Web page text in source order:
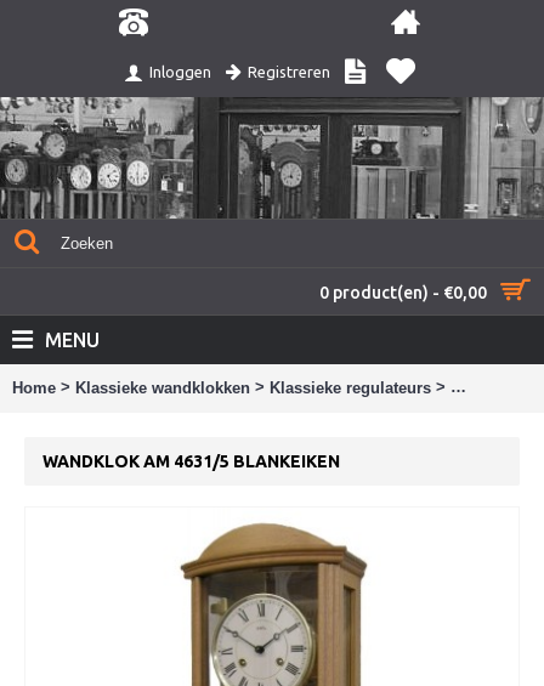
Inloggen Registreren
0 product(en) - €0,00
MENU
Home > Klassieke wandklokken > Klassieke regulateurs > wandklok
WANDKLOK AM 4631/5 BLANKEIKEN